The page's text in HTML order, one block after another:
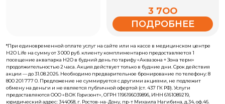
ЕЖЕДНЕВНО С 10:00 ДО 22:00
Температура воздуха Температура воды
+30°C
+32°C